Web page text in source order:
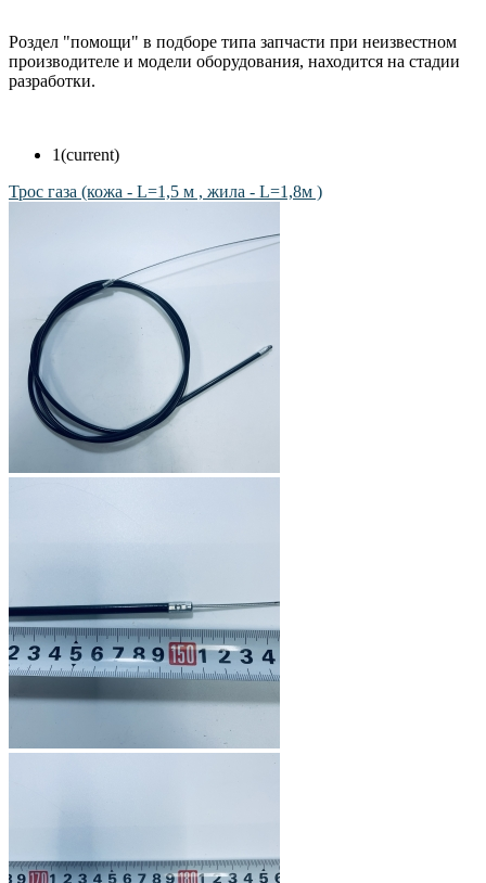
Роздел "помощи" в подборе типа запчасти при неизвестном
производителе и модели оборудования, находится на стадии
разработки.
1(current)
Трос газа (кожа - L=1,5 м , жила - L=1,8м )